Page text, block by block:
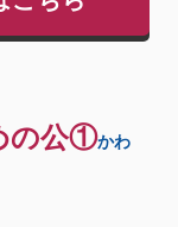
の公①かわ